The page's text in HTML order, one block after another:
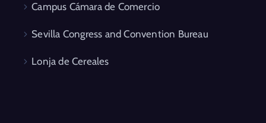
Campus Cámara de Comercio
Sevilla Congress and Convention Bureau
Lonja de Cereales